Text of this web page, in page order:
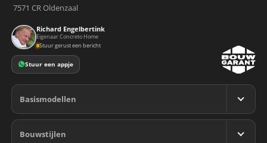
7571 CR Oldenzaal
Richard Engelbertink
Eigenaar Concreto Home
Stuur gerust een bericht
Stuur een appje
Basismodellen
Bekijk alle modellen
Bouwstijlen